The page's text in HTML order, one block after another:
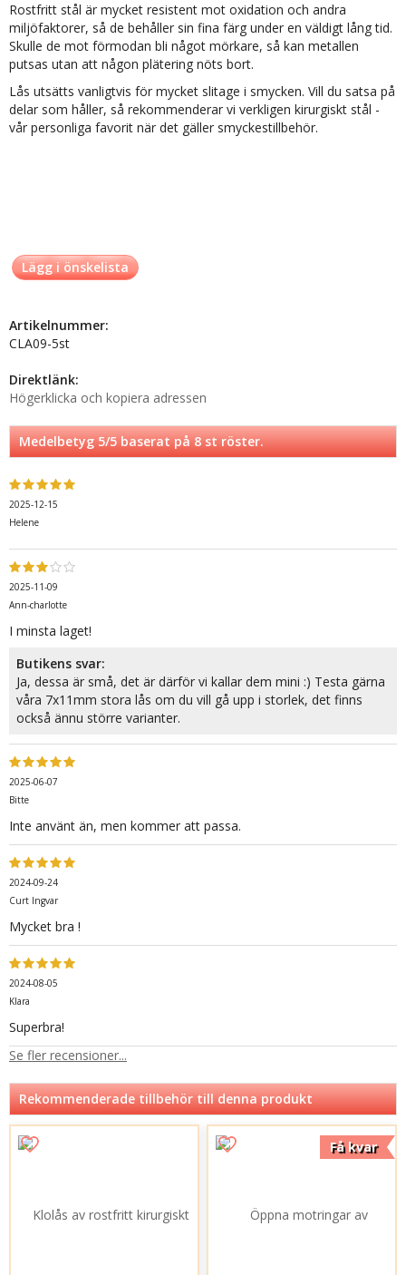
Rostfritt stål är mycket resistent mot oxidation och andra
miljöfaktorer, så de behåller sin fina färg under en väldigt lång tid.
Skulle de mot förmodan bli något mörkare, så kan metallen
putsas utan att någon plätering nöts bort.
Lås utsätts vanligtvis för mycket slitage i smycken. Vill du satsa på
delar som håller, så rekommenderar vi verkligen kirurgiskt stål -
vår personliga favorit när det gäller smyckestillbehör.
Lägg i önskelista
Artikelnummer:
CLA09-5st
Direktlänk:
Högerklicka och kopiera adressen
Medelbetyg5/5 baserat på8st röster.
2025-12-15
Helene
2025-11-09
Ann-charlotte
I minsta laget!
Butikens svar:
Ja, dessa är små, det är därför vi kallar dem mini :) Testa gärna
våra 7x11mm stora lås om du vill gå upp i storlek, det finns
också ännu större varianter.
2025-06-07
Bitte
Inte använt än, men kommer att passa.
2024-09-24
Curt Ingvar
Mycket bra !
2024-08-05
Klara
Superbra!
Se fler recensioner...
Rekommenderade tillbehör till denna produkt
Få kvar